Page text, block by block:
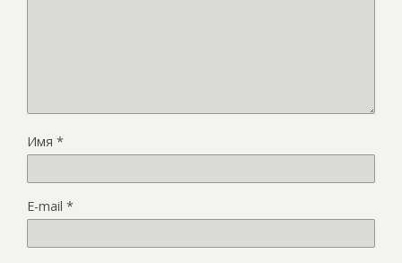
Имя *
E-mail *